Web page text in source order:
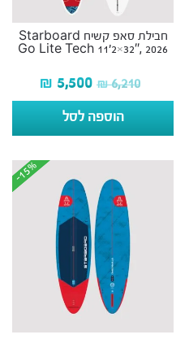
חבילת סאפ קשיח Starboard
Go Lite Tech 11’2×32″, 2026
₪6,210
₪ 5,500
הוספה לסל
-15%
-15%